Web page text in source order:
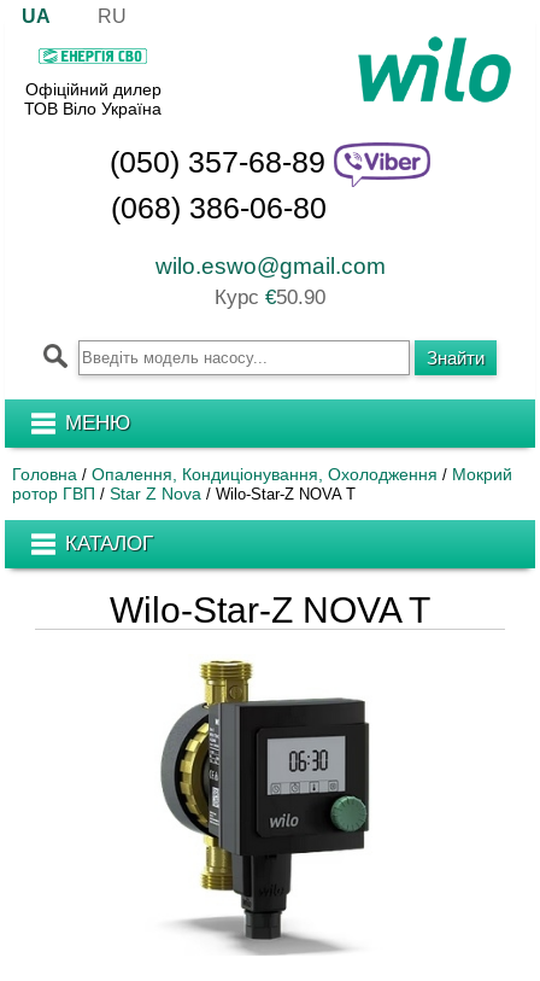
UA RU
Офіційний дилер
ТОВ Віло Україна
(050) 357-68-89
(068) 386-06-80
wilo.eswo@gmail.com
Курс €50.90
МЕНЮ
Головна / Опалення, Кондиціонування, Охолодження / Мокрий
ротор ГВП / Star Z Nova / Wilo-Star-Z NOVA T
КАТАЛОГ
Wilo-Star-Z NOVA T